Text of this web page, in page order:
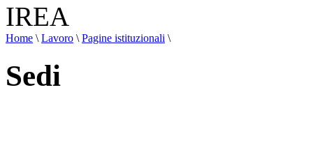
Home \ Lavoro \ Pagine istituzionali \
Sedi